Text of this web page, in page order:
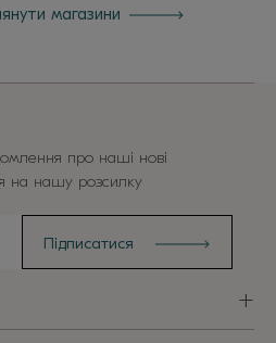
магазини
про наші нові
на нашу розсилку